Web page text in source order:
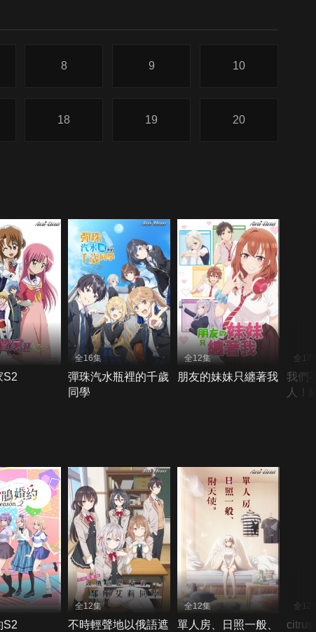
8 9 10
18 19 20
S2
全16集
彈珠汽水瓶裡的千歲
同學
全12集
朋友的妹妹只纏著我
全17
我們
人！
S2
全12集
不時輕聲地以俄語遮
全12集
單人房、日照一般、
全12